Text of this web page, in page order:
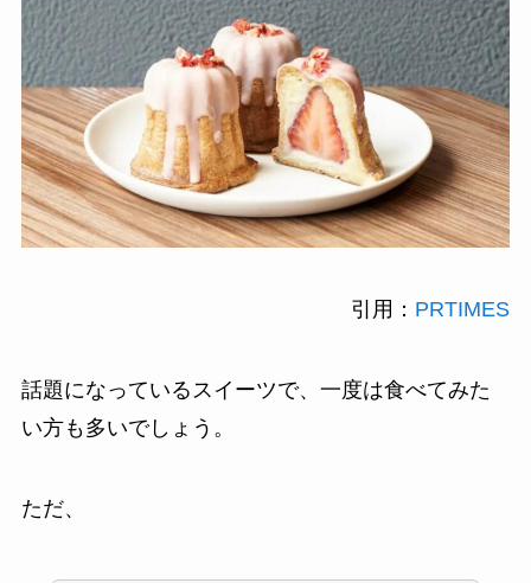
引用： PRTIMES
話題になっているスイーツで、一度は食べてみた
い方も多いでしょう。
ただ、